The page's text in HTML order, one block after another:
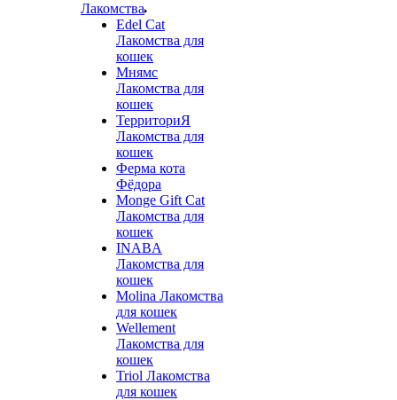
Лакомства
Edel Cat
Лакомства для
кошек
Мнямс
Лакомства для
кошек
ТерриториЯ
Лакомства для
кошек
Ферма кота
Фёдора
Monge Gift Cat
Лакомства для
кошек
INABA
Лакомства для
кошек
Molina Лакомства
для кошек
Wellement
Лакомства для
кошек
Triol Лакомства
для кошек